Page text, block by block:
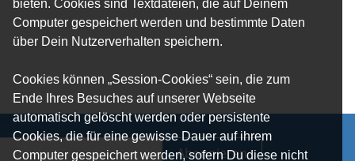
bieten. Cookies sind Textdateien, die auf Deinem
Computer gespeichert werden und bestimmte Daten
über Dein Nutzerverhalten speichern.
Cookies können „Session-Cookies“ sein, die zum
Ende Ihres Besuches auf unserer Webseite
automatisch gelöscht werden oder persistente
Cookies, die für eine gewisse Dauer auf ihrem
Computer gespeichert werden, sofern Du diese nicht
Abonnieren